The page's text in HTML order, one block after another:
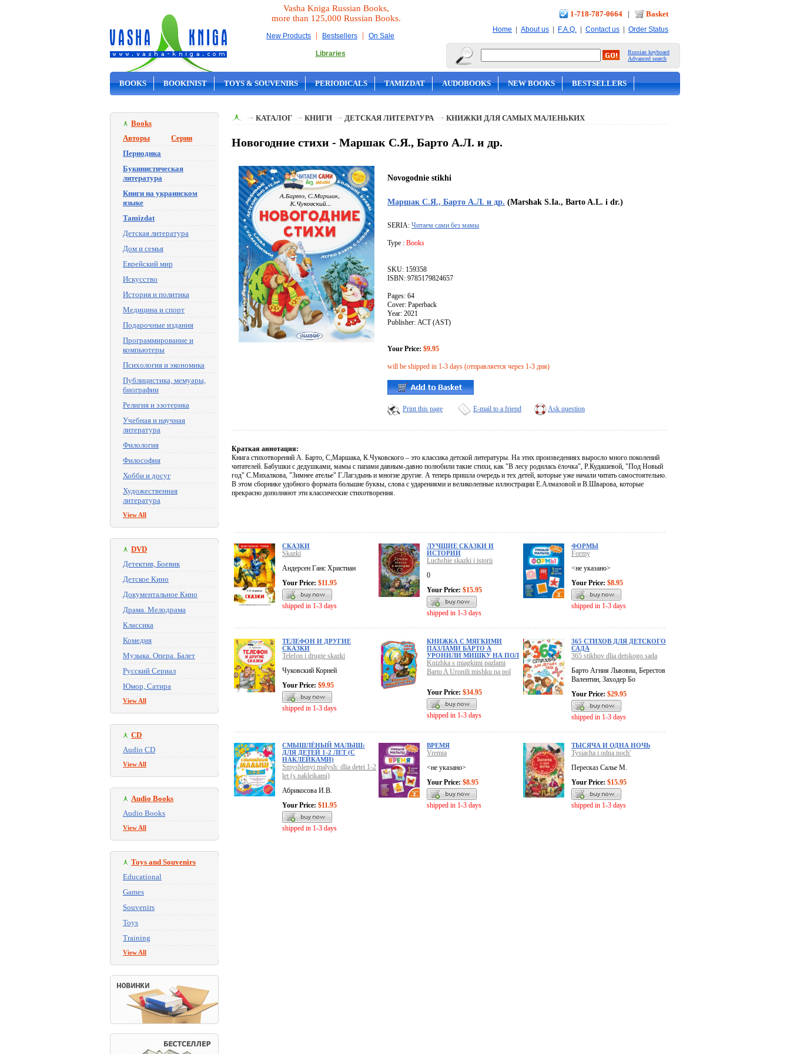
Vasha Kniga Russian Books,
more than 125,000 Russian Books.
New Products | Bestsellers | On Sale
Libraries
1-718-787-0664 | Basket
Home | About us | F.A.Q. | Contact us | Order Status
Russian keyboard
Advanced search
BOOKS BOOKINIST TOYS & SOUVENIRS PERIODICALS TAMIZDAT AUDOBOOKS NEW BOOKS BESTSELLERS
Books
Авторы
Серии
Периодика
Букинистическая
литература
Книги на украинском
языке
Tamizdat
Детская литература
Дом и семья
Еврейский мир
Искусство
История и политика
Медицина и спорт
Подарочные издания
Программирование и
компьютеры
Психология и экономика
Публицистика, мемуары,
биографии
Религия и эзотерика
Учебная и научная
литература
Филология
Философия
Хобби и досуг
Художественная
литература
View All
DVD
Детектив, Боевик
Детское Кино
Документальное Кино
Драма. Мелодрама
Классика
Комедия
Музыка. Опера. Балет
Русский Сериал
Юмор, Сатира
View All
CD
Audio CD
View All
Audio Books
Audio Books
View All
Toys and Souvenirs
Educational
Games
Souvenirs
Toys
Training
View All
КАТАЛОГ КНИГИ ДЕТСКАЯ ЛИТЕРАТУРА КНИЖКИ ДЛЯ САМЫХ МАЛЕНЬКИХ
Новогодние стихи - Маршак С.Я., Барто А.Л. и др.
Novogodnie stikhi
Маршак С.Я., Барто А.Л. и др. (Marshak S.Ia., Barto A.L. i dr.)
SERIA: Читаем сами без мамы
Type : Books
SKU: 159358
ISBN: 9785179824657
Pages: 64
Cover: Paperback
Year: 2021
Publisher: АСТ (AST)
Your Price: $9.95
will be shipped in 1-3 days (отправляется через 1-3 дня)
Print this page E-mail to a friend Ask question
Краткая аннотация:
Книга стихотворений А. Барто, С,Маршака, К.Чуковского – это классика детской литературы. На этих произведениях выросло много поколений
читателей. Бабушки с дедушками, мамы с папами давным-давно полюбили такие стихи, как "В лесу родилась ёлочка", Р.Кудашевой, "Под Новый
год" С.Михалкова, "Зимнее ателье" Г.Лагздынь и многие другие. А теперь пришла очередь и тех детей, которые уже начали читать самостоятельно.
В этом сборнике удобного формата большие буквы, слова с ударениями и великолепные иллюстрации Е.Алмазовой и В.Шварова, которые
прекрасно дополняют эти классические стихотворения.
СКАЗКИ
Skazki
Андерсен Ганс Христиан
Your Price: $11.95
shipped in 1-3 days
ЛУЧШИЕ СКАЗКИ И
ИСТОРИИ
Luchshie skazki i istorii
0
Your Price: $15.95
shipped in 1-3 days
ФОРМЫ
Formy
<не указано>
Your Price: $8.95
shipped in 1-3 days
ТЕЛЕФОН И ДРУГИЕ
СКАЗКИ
Telefon i drugie skazki
Чуковский Корней
Your Price: $9.95
shipped in 1-3 days
КНИЖКА С МЯГКИМИ
ПАЗЛАМИ БАРТО А
УРОНИЛИ МИШКУ НА ПОЛ
Knizhka s miagkimi pazlami
Barto A Uronili mishku na pol
Your Price: $34.95
shipped in 1-3 days
365 СТИХОВ ДЛЯ ДЕТСКОГО
САДА
365 stikhov dlia detskogo sada
Барто Агния Львовна, Берестов
Валентин, Заходер Бо
Your Price: $29.95
shipped in 1-3 days
СМЫШЛЁНЫЙ МАЛЫШ:
ДЛЯ ДЕТЕЙ 1-2 ЛЕТ (С
НАКЛЕЙКАМИ)
Smyshlenyi malysh: dlia detei 1-2
let (s nakleikami)
Абрикосова И.В.
Your Price: $11.95
shipped in 1-3 days
ВРЕМЯ
Vremia
<не указано>
Your Price: $8.95
shipped in 1-3 days
ТЫСЯЧА И ОДНА НОЧЬ
Tysiacha i odna noch'
Пересказ Салье М.
Your Price: $15.95
shipped in 1-3 days